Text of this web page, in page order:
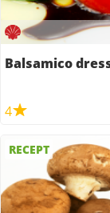
Balsamico
4
RECEPT